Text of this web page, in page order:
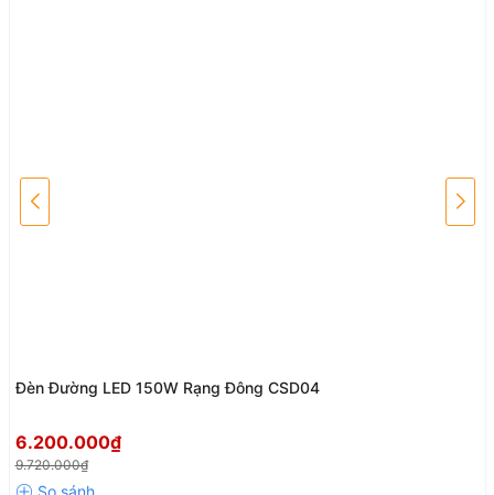
Đèn Đường LED 150W Rạng Đông CSD04
6.200.000₫
9.720.000₫